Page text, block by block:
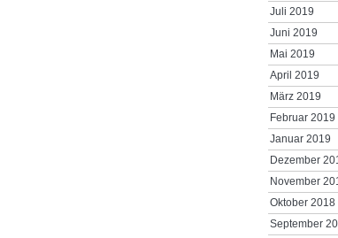
Juli 2019
Juni 2019
Mai 2019
April 2019
März 2019
Februar 2019
Januar 2019
Dezember
November
Oktober 2018
September